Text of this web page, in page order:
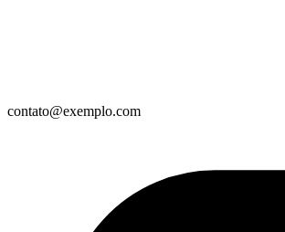
contato@exemplo.com